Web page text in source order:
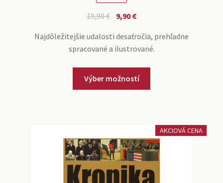
19,90€ 9,90€
Najdôležitejšie udalosti desaťročia, prehľadne
spracované a ilustrované.
Výber možností
AKCIOVÁ CENA